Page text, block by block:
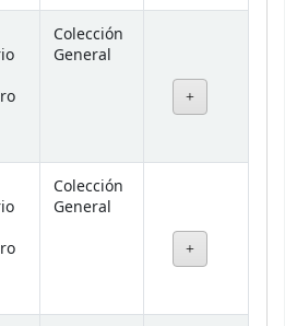
Colección
General
Colección
General